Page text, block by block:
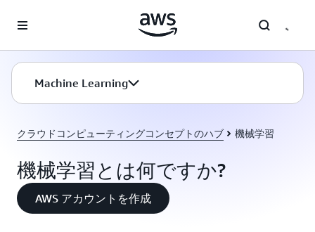
Machine Learning
クラウドコンピューティングコンセプトのハブ 機械学習
機械学習とは何ですか?
AWS アカウントを作成